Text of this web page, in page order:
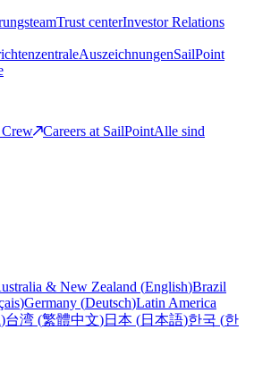
Trust centerInvestor Relations
AuszeichnungenSailPoint
Careers at SailPointAlle sind
& New Zealand (English)Brazil
)Germany (Deutsch)Latin America
)台湾 (繁體中文)日本 (日本語)한국 (한